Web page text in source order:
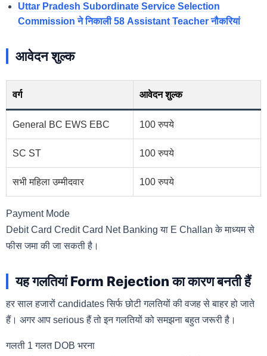
Uttar Pradesh Subordinate Service Selection
Commission ने निकाली 58 Assistant Teacher नौकरियां
आवेदन शुल्क
वर्ग आवेदन शुल्क
General BC EWS EBC 100 रुपये
SC ST 100 रुपये
सभी महिला उम्मीदवार 100 रुपये
Payment Mode
Debit Card Credit Card Net Banking या E Challan के माध्यम से
फीस जमा की जा सकती है।
यह गलतियां Form Rejection का कारण बनती हैं
हर साल हजारों candidates सिर्फ छोटी गलतियों की वजह से बाहर हो जाते
हैं। अगर आप serious हैं तो इन गलतियों को समझना बहुत जरूरी है।
गलती 1 गलत DOB भरना